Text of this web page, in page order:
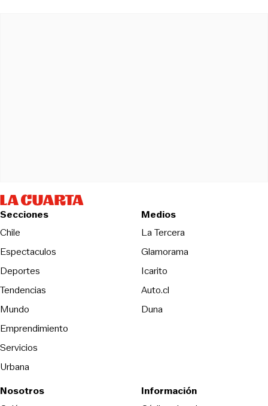
Secciones
Chile
Espectaculos
Deportes
Tendencias
Mundo
Emprendimiento
Servicios
Urbana
Medios
La Tercera
Glamorama
Icarito
Auto.cl
Duna
Nosotros
Información